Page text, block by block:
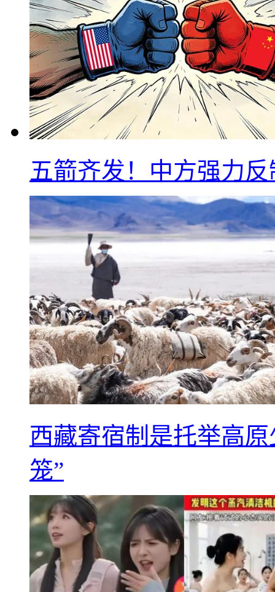
五箭齐发！中方强力
西藏寄宿制是托举高
笼”